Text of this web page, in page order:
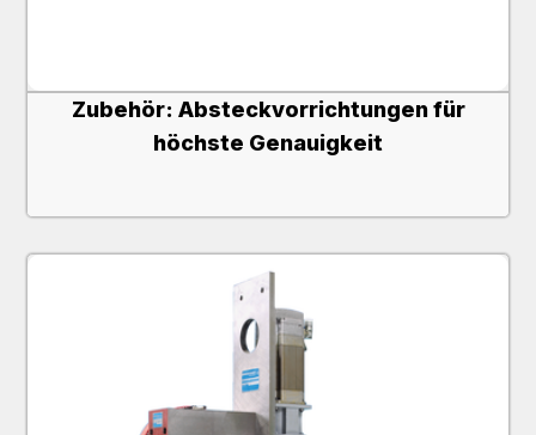
Zubehör: Absteckvorrichtungen für
höchste Genauigkeit